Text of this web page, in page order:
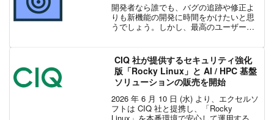
開発者なら誰でも、バグの追跡や修正よ
りも新機能の開発に時間をかけたいと思
うでしょう。しかし、最高のユーザー体
クエンド アプリ向けのエラー監視 & 安定
性管理ツールです。自動でエラーを監視
して、レポート、警告、診断を生成しま
す。
CIQ 社が提供するセキュリティ強化
版「Rocky Linux」と AI / HPC 基盤
ソリューションの販売を開始
2026 年 6 月 10 日 (水) より、エクセルソ
フトは CIQ 社と提携し、「Rocky